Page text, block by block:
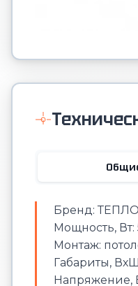
Бренд:
Мощность, Вт:
Монтаж:
Габариты,
Напряжение,